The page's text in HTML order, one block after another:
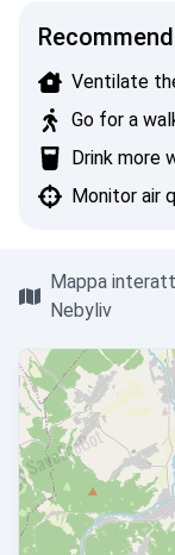
Ventilate
Go for a
Drink more
Monitor air
Mappa
Nebyliv